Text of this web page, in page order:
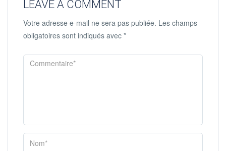
LEAVE A COMMENT
Votre adresse e-mail ne sera pas publiée. Les champs
obligatoires sont indiqués avec *